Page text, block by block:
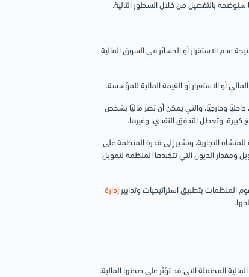
بالتفصيل من خلال السطور التالية.
عدم الاستقرار أو الخسائر في السوق المالية
أو الاستقرار أو القيمة المالية للمؤسسة.
داخليًا وخارجيًا، والتي يمكن أن تضر ماليًا بشخص
كبيرة، وتعطل التدفق النقدي، وغيرها.
التجارية، وتشير إلى قدرة المنظمة على
ومقدار الديون التي تتكبدها المنظمة لتمويل
المنظمات بتطبيق استراتيجيات وتدابير إدارة
المحتملة التي قد تؤثر على صحتها المالية.